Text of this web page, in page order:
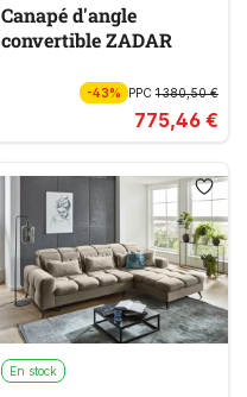
Canapé d'angle
convertible ZADAR
-43% PPC1 380,50 €
775,46 €
En stock